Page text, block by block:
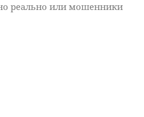
реально или мошенники